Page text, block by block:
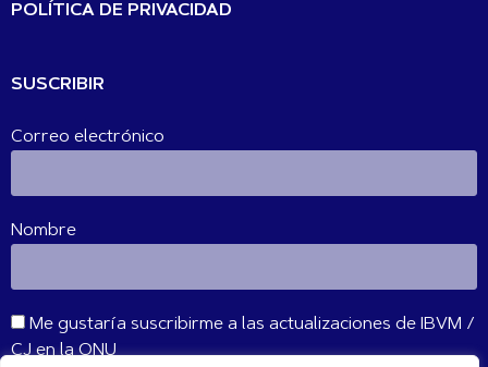
POLÍTICA DE PRIVACIDAD
SUSCRIBIR
Correo electrónico
Nombre
Me gustaría suscribirme a las actualizaciones de IBVM /
CJ en la ONU